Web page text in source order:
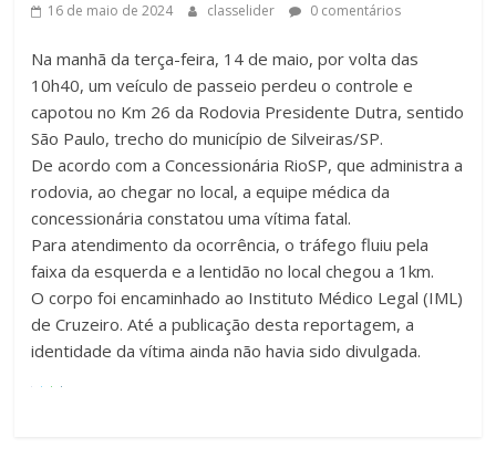
16 de maio de 2024 classelider 0 comentários
Na manhã da terça-feira, 14 de maio, por volta das
10h40, um veículo de passeio perdeu o controle e
capotou no Km 26 da Rodovia Presidente Dutra, sentido
São Paulo, trecho do município de Silveiras/SP.
De acordo com a Concessionária RioSP, que administra a
rodovia, ao chegar no local, a equipe médica da
concessionária constatou uma vítima fatal.
Para atendimento da ocorrência, o tráfego fluiu pela
faixa da esquerda e a lentidão no local chegou a 1km.
O corpo foi encaminhado ao Instituto Médico Legal (IML)
de Cruzeiro. Até a publicação desta reportagem, a
identidade da vítima ainda não havia sido divulgada.